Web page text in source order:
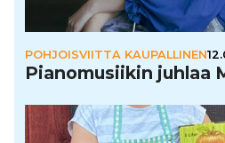
POHJOISVIITTA KAUPALLINEN
Pia­no­mu­sii­kin juhlaa